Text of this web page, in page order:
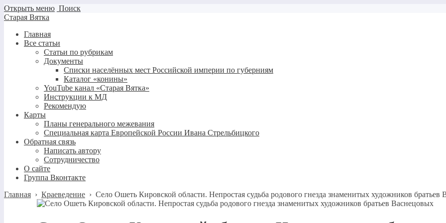
Открыть меню Поиск
Старая Вятка
Главная
Все статьи
Статьи по рубрикам
Документы
Списки населённых мест Российской империи по губерниям
Каталог «конины»
YouTube канал «Старая Вятка»
Инструкции к МД
Рекомендую
Карты
Планы генерального межевания
Специальная карта Европейской России Ивана Стрельбицкого
Обратная связь
Написать автору
Сотрудничество
О сайте
Группа Вконтакте
Главная › Краеведение › Село Ошеть Кировской области. Непростая судьба родового гнезда знаменитых художников братьев